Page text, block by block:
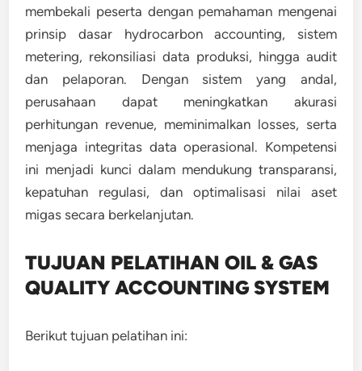
membekali peserta dengan pemahaman mengenai
prinsip dasar hydrocarbon accounting, sistem
metering, rekonsiliasi data produksi, hingga audit
dan pelaporan. Dengan sistem yang andal,
perusahaan dapat meningkatkan akurasi
perhitungan revenue, meminimalkan losses, serta
menjaga integritas data operasional. Kompetensi
ini menjadi kunci dalam mendukung transparansi,
kepatuhan regulasi, dan optimalisasi nilai aset
migas secara berkelanjutan.
TUJUAN PELATIHAN OIL & GAS
QUALITY ACCOUNTING SYSTEM
Berikut tujuan pelatihan ini: